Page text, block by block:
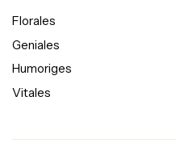
Florales
Geniales
Humoriges
Vitales